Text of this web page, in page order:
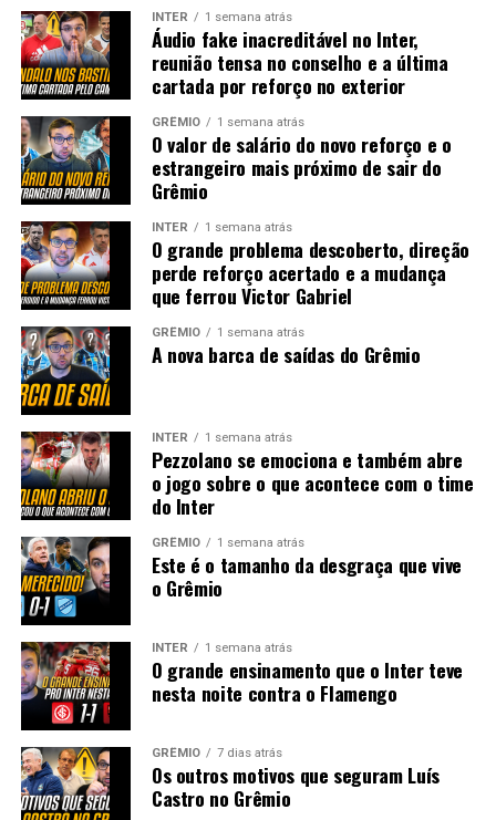
INTER 1 semana atrás
Áudio fake inacreditável no Inter,
reunião tensa no conselho e a última
cartada por reforço no exterior
GRÊMIO 1 semana atrás
O valor de salário do novo reforço e o
estrangeiro mais próximo de sair do
Grêmio
INTER 1 semana atrás
O grande problema descoberto, direção
perde reforço acertado e a mudança
que ferrou Victor Gabriel
GRÊMIO 1 semana atrás
A nova barca de saídas do Grêmio
INTER 1 semana atrás
Pezzolano se emociona e também abre
o jogo sobre o que acontece com o time
do Inter
GRÊMIO 1 semana atrás
Este é o tamanho da desgraça que vive
o Grêmio
INTER 1 semana atrás
O grande ensinamento que o Inter teve
nesta noite contra o Flamengo
GRÊMIO 7 dias atrás
Os outros motivos que seguram Luís
Castro no Grêmio